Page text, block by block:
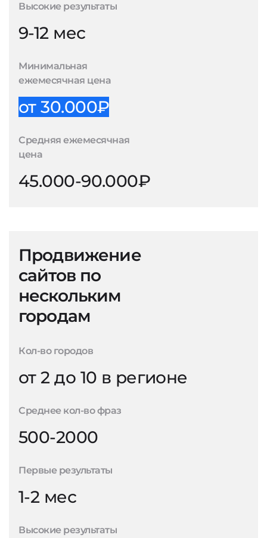
Высокие результаты
9-12 мес
Минимальная
ежемесячная цена
от 30.000₽
Средняя ежемесячная
цена
45.000-90.000₽
Продвижение
сайтов по
нескольким
городам
Кол-во городов
от 2 до 10 в регионе
Среднее кол-во фраз
500-2000
Первые результаты
1-2 мес
Высокие результаты